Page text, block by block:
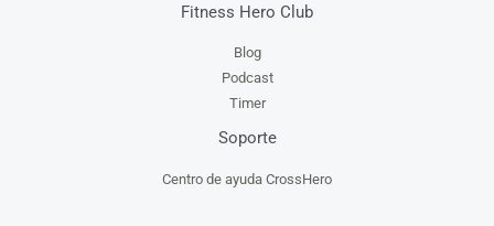
Fitness Hero Club
Blog
Podcast
Timer
Soporte
Centro de ayuda CrossHero